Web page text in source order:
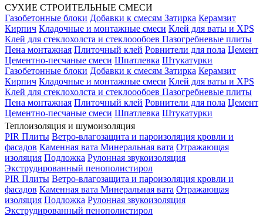
СУХИЕ СТРОИТЕЛЬНЫЕ СМЕСИ
Газобетонные блоки Добавки к смесям Затирка Керамзит
Кирпич Кладочные и монтажные смеси Клей для ваты и XPS
Клей для стеклохолста и стеклоообоев Пазогребневые плиты
Пена монтажная Плиточный клей Ровнители для пола Цемент
Цементно-песчаные смеси Шпатлевка Штукатурки
Газобетонные блоки Добавки к смесям Затирка Керамзит
Кирпич Кладочные и монтажные смеси Клей для ваты и XPS
Клей для стеклохолста и стеклоообоев Пазогребневые плиты
Пена монтажная Плиточный клей Ровнители для пола Цемент
Цементно-песчаные смеси Шпатлевка Штукатурки
Теплоизоляция и шумоизоляция
PIR Плиты Ветро-влагозащита и пароизоляция кровли и
фасадов Каменная вата Минеральная вата Отражающая
изоляция Подложка Рулонная звукоизоляция
Экструдированный пенополистирол
PIR Плиты Ветро-влагозащита и пароизоляция кровли и
фасадов Каменная вата Минеральная вата Отражающая
изоляция Подложка Рулонная звукоизоляция
Экструдированный пенополистирол